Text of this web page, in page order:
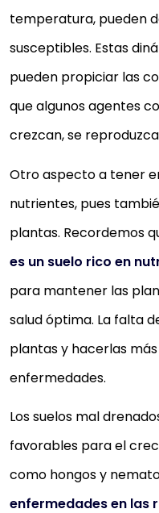
temperatura, pueden
susceptibles. Estas
pueden propiciar las
que algunos agentes
crezcan, se
Otro aspecto a tener
nutrientes, pues
plantas. Recordemos
es un suelo rico en
para mantener las
salud óptima. La falta
plantas y hacerlas
enfermedades.
Los suelos mal
favorables para el
como hongos y
enfermedades en las